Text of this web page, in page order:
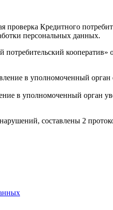
Кредитного
персональных данных.
кооператив»
в уполномоченный
в уполномоченный орган
составлены 2